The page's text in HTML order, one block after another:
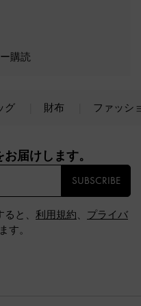
購読
グ 財布 ファッシ
届けします。​
SUBSCRIBE
と、 利用規約、 プライバ
す。